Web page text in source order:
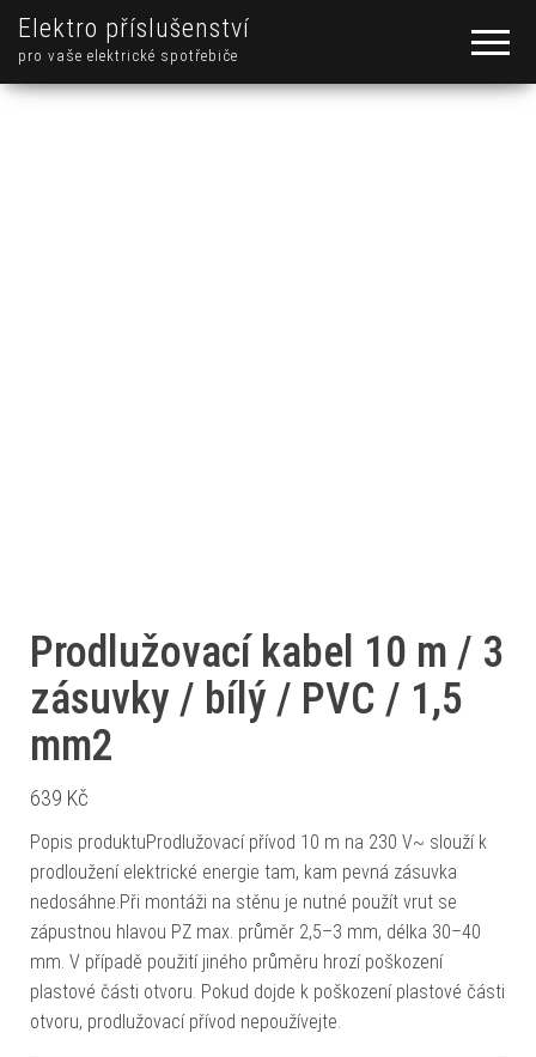
Elektro příslušenství
pro vaše elektrické spotřebiče
Prodlužovací kabel 10 m / 3
zásuvky / bílý / PVC / 1,5
mm2
639 Kč
Popis produktuProdlužovací přívod 10 m na 230 V~ slouží k
prodloužení elektrické energie tam, kam pevná zásuvka
nedosáhne.Při montáži na stěnu je nutné použít vrut se
zápustnou hlavou PZ max. průměr 2,5–3 mm, délka 30–40
mm. V případě použití jiného průměru hrozí poškození
plastové části otvoru. Pokud dojde k poškození plastové části
otvoru, prodlužovací přívod nepoužívejte.